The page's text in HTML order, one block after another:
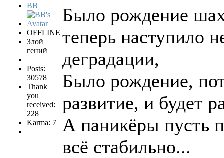
BB
OFFLINE
Злой
гений
Posts:
30578
Thank
you
received:
228
Karma: 7
Было рождение
теперь наступило
деградации,
Было рождение,
развитие, и будет
А паникёры пусть
всё стабильно...